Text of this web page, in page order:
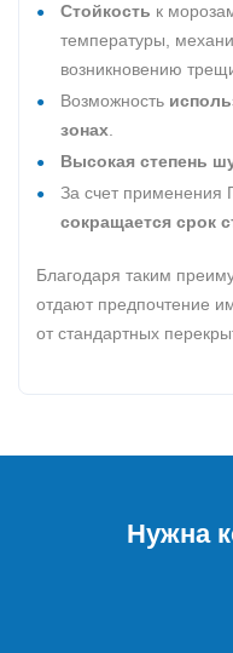
Стойкость к
температуры,
возникновению
Возможность
зонах
Высокая степень
За счет применения
сокращается срок
Благодаря таким
отдают предпочтение
от стандартных
Нужна